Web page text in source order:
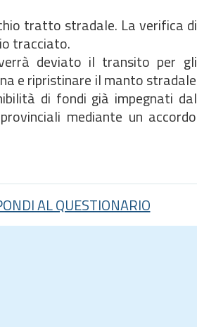
tratto stradale. La verifica di
tracciato.
deviato il transito per gli
e ripristinare il manto stradale
di fondi già impegnati dal
mediante un accordo
AL QUESTIONARIO